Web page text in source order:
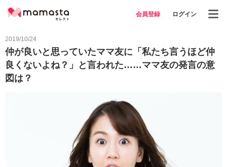
会員登録 ログイン
2019/10/24
仲が良いと思っていたママ友に「私たち言うほど仲
良くないよね？」と言われた……ママ友の発言の意
図は？